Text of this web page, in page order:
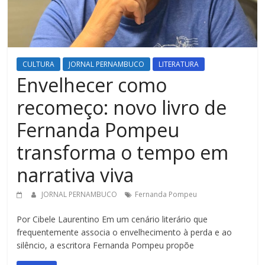
CULTURA JORNAL PERNAMBUCO LITERATURA
Envelhecer como
recomeço: novo livro de
Fernanda Pompeu
transforma o tempo em
narrativa viva
JORNAL PERNAMBUCO Fernanda Pompeu
Por Cibele Laurentino Em um cenário literário que
frequentemente associa o envelhecimento à perda e ao
silêncio, a escritora Fernanda Pompeu propõe